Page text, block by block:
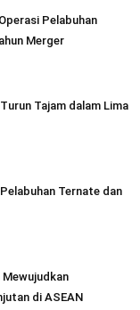
Pelabuhan
Merger
Tajam dalam Lima
Ternate dan
di ASEAN